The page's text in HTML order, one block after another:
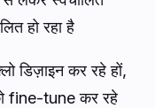
हो रहा है
डिज़ाइन कर रहे हों,
fine-tune कर रहे